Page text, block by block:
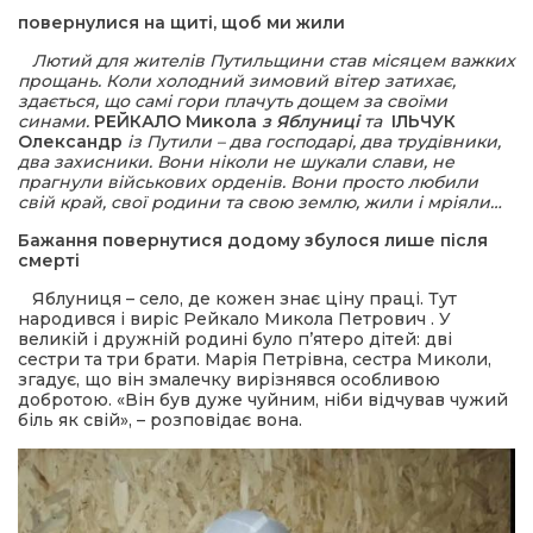
вісті
голос гірського краю
повернулися на щиті, щоб ми жили
Лютий для жителів Путильщини став місяцем важких
прощань. Коли холодний зимовий вітер затихає,
здається, що самі гори плачуть дощем за своїми
синами. РЕЙКАЛО Микола з Яблуниціта ІЛЬЧУК
Олександр із Путили – два господарі, два трудівники,
два захисники. Вони ніколи не шукали слави, не
прагнули військових орденів. Вони просто любили
свій край, свої родини та свою землю, жили і мріяли…
Бажання повернутися додому збулося лише після
смерті
Яблуниця – село, де кожен знає ціну праці. Тут
народився і виріс Рейкало Микола Петрович . У
великій і дружній родині було п’ятеро дітей: дві
сестри та три брати. Марія Петрівна, сестра Миколи,
згадує, що він змалечку вирізнявся особливою
добротою. «Він був дуже чуйним, ніби відчував чужий
біль як свій», – розповідає вона.